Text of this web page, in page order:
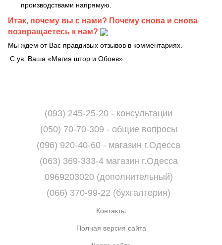
производствами напрямую.
Итак, почему вы с нами? Почему снова и снова
возвращаетесь к нам?
Мы ждем от Вас правдивых отзывов в комментариях.
С ув. Ваша «Магия штор и Обоев».
(093) 245-25-20 - консультации
(050) 70-70-309 - общие вопросы
(096) 920-40-60 - магазин г.Одесса
(063) 369-333-4 магазин г.Одесса
0969203020 (дополнительный)
(066) 370-99-22 (бухгалтерия)
Контакты
Полная версия сайта